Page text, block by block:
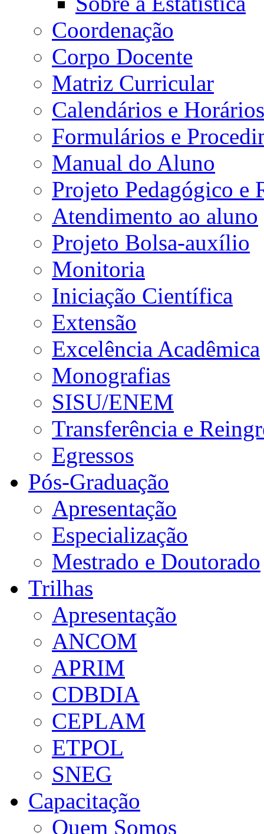
Coordenação
Corpo Docente
Matriz Curricular
Calendários e Horários
Formulários e
Manual do Aluno
Projeto Pedagógico e
Atendimento ao aluno
Projeto Bolsa-auxílio
Monitoria
Iniciação Científica
Extensão
Excelência Acadêmica
Monografias
SISU/ENEM
Transferência e
Egressos
Pós-Graduação
Apresentação
Especialização
Mestrado e Doutorado
Trilhas
Apresentação
ANCOM
APRIM
CDBDIA
CEPLAM
ETPOL
SNEG
Capacitação
Quem Somos